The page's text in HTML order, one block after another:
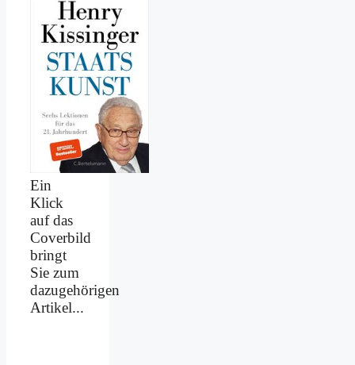
Ein
Klick
auf das
Coverbild
bringt
Sie zum
dazugehörigen
Artikel...